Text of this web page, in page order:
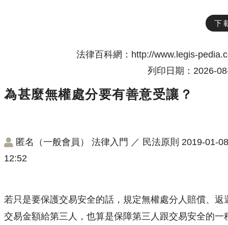
下
法律百科網：http://www.legis-
列印日期：2026-
為甚麼無權處分要有善意受讓？
匿名（一般會員） 法律入門 ／ 民法原則 2019-01-08
12:52
若只是要保護交易安全的話，規定無權處分人賠償、返
交易金額給第三人，也算是保障第三人跟交易安全的一